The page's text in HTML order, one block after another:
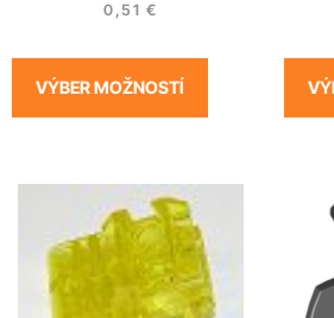
0,51 €
VÝBER MOŽNOSTÍ